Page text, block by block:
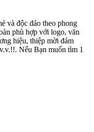
và độc đáo theo phong
phù hợp với logo, văn
hiệu, thiệp mời đám
Nếu Bạn muốn tìm 1